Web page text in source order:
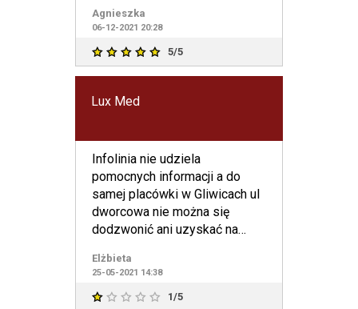
Agnieszka
06-12-2021 20:28
5/5
Lux Med
Infolinia nie udziela
pomocnych informacji a do
samej placówki w Gliwicach ul
dworcowa nie można się
dodzwonić ani uzyskać na
telefo
Elżbieta
25-05-2021 14:38
1/5